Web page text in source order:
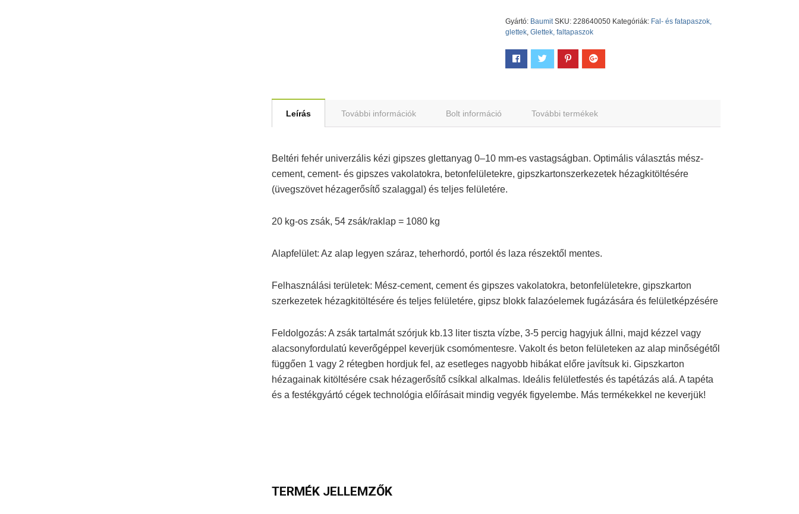
Gyártó: Baumit SKU: 228640050 Kategóriák: Fal- és fatapaszok,
glettek, Glettek, faltapaszok
Leírás További információk Bolt információ További termékek
Beltéri fehér univerzális kézi gipszes glettanyag 0–10 mm-es vastagságban. Optimális választás mész-
cement, cement- és gipszes vakolatokra, betonfelületekre, gipszkartonszerkezetek hézagkitöltésére
(üvegszövet hézagerősítő szalaggal) és teljes felületére.
20 kg-os zsák, 54 zsák/raklap = 1080 kg
Alapfelület: Az alap legyen száraz, teherhordó, portól és laza részektől mentes.
Felhasználási területek: Mész-cement, cement és gipszes vakolatokra, betonfelületekre, gipszkarton
szerkezetek hézagkitöltésére és teljes felületére, gipsz blokk falazóelemek fugázására és felületképzésére
Feldolgozás: A zsák tartalmát szórjuk kb.13 liter tiszta vízbe, 3-5 percig hagyjuk állni, majd kézzel vagy
alacsonyfordulatú keverőgéppel keverjük csomómentesre. Vakolt és beton felületeken az alap minőségétől
függően 1 vagy 2 rétegben hordjuk fel, az esetleges nagyobb hibákat előre javítsuk ki. Gipszkarton
hézagainak kitöltésére csak hézagerősítő csíkkal alkalmas. Ideális felületfestés és tapétázás alá. A tapéta
és a festékgyártó cégek technológia előírásait mindig vegyék figyelembe. Más termékekkel ne keverjük!
TERMÉK JELLEMZŐK